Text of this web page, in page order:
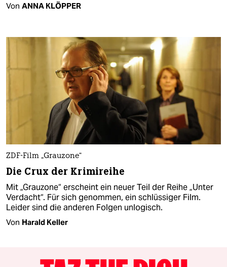
Von ANNA KLÖPPER
ZDF-Film „Grauzone“
Die Crux der Krimireihe
Mit „Grauzone“ erscheint ein neuer Teil der Reihe „Unter
Verdacht“. Für sich genommen, ein schlüssiger Film.
Leider sind die anderen Folgen unlogisch.
Von Harald Keller